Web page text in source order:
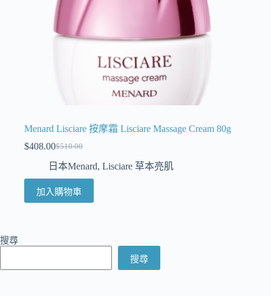
Menard Lisciare 按摩霜 Lisciare Massage Cream 80g
$510.00
$408.00
日本Menard, Lisciare 草本亮肌
加入購物車
搜尋
搜尋